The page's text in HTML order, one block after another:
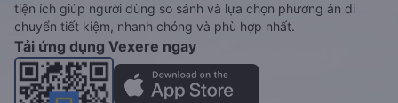
tiện ích giúp người dùng so sánh và lựa chọn phương án di
chuyển tiết kiệm, nhanh chóng và phù hợp nhất.
Tải ứng dụng Vexere ngay